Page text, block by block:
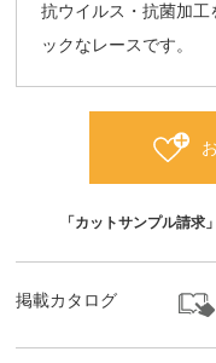
抗ウイルス・抗菌加
ックなレースです。
「カットサンプル請求
掲載カタログ